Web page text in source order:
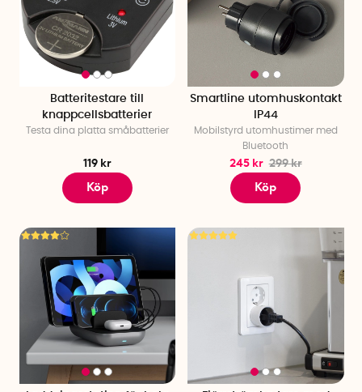
Batteritestare till
knappcellsbatterier
Testa dina platta småbatterier
119 kr
Köp
Smartline utomhuskontakt
IP44
Mobilstyrd utomhustimer med
Bluetooth
245 kr 299 kr
Köp